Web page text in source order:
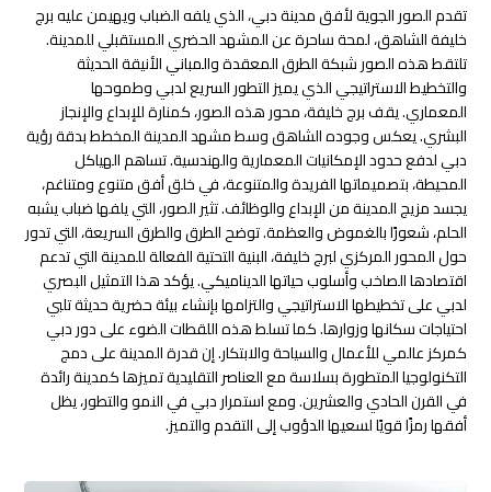
تقدم الصور الجوية لأفق مدينة دبي، الذي يلفه الضباب ويهيمن عليه برج
خليفة الشاهق، لمحة ساحرة عن المشهد الحضري المستقبلي للمدينة.
تلتقط هذه الصور شبكة الطرق المعقدة والمباني الأنيقة الحديثة
والتخطيط الاستراتيجي الذي يميز التطور السريع لدبي وطموحها
المعماري. يقف برج خليفة، محور هذه الصور، كمنارة للإبداع والإنجاز
البشري. يعكس وجوده الشاهق وسط مشهد المدينة المخطط بدقة رؤية
دبي لدفع حدود الإمكانيات المعمارية والهندسية. تساهم الهياكل
المحيطة، بتصميماتها الفريدة والمتنوعة، في خلق أفق متنوع ومتناغم،
يجسد مزيج المدينة من الإبداع والوظائف. تثير الصور، التي يلفها ضباب يشبه
الحلم، شعورًا بالغموض والعظمة. توضح الطرق والطرق السريعة، التي تدور
حول المحور المركزي لبرج خليفة، البنية التحتية الفعالة للمدينة التي تدعم
اقتصادها الصاخب وأسلوب حياتها الديناميكي. يؤكد هذا التمثيل البصري
لدبي على تخطيطها الاستراتيجي والتزامها بإنشاء بيئة حضرية حديثة تلبي
احتياجات سكانها وزوارها. كما تسلط هذه اللقطات الضوء على دور دبي
كمركز عالمي للأعمال والسياحة والابتكار. إن قدرة المدينة على دمج
التكنولوجيا المتطورة بسلاسة مع العناصر التقليدية تميزها كمدينة رائدة
في القرن الحادي والعشرين. ومع استمرار دبي في النمو والتطور، يظل
أفقها رمزًا قويًا لسعيها الدؤوب إلى التقدم والتميز.